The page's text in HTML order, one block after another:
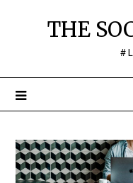
THE
#